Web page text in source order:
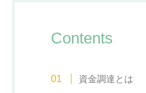
Contents
資金調達とは